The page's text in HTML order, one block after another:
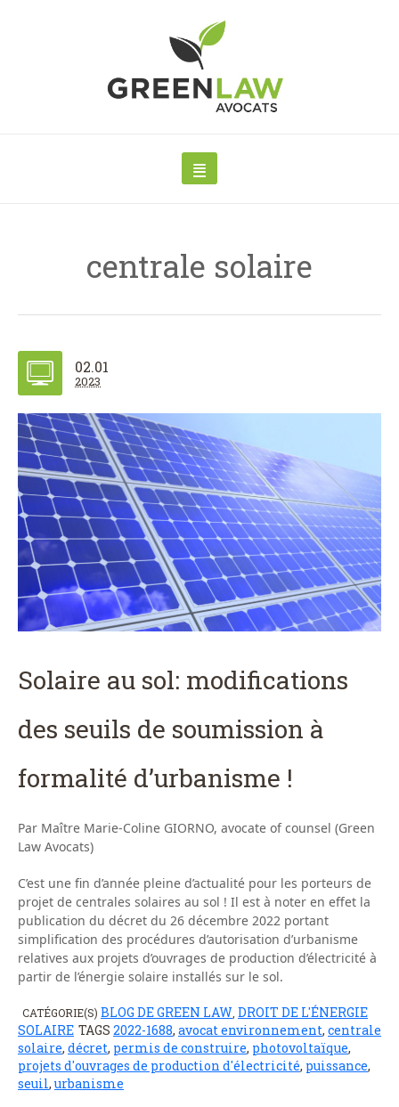
centrale solaire
02.01
2023
Solaire au sol: modifications
des seuils de soumission à
formalité d’urbanisme !
Par Maître Marie-Coline GIORNO, avocate of counsel (Green
Law Avocats)
C’est une fin d’année pleine d’actualité pour les porteurs de
projet de centrales solaires au sol ! Il est à noter en effet la
publication du décret du 26 décembre 2022 portant
simplification des procédures d’autorisation d’urbanisme
relatives aux projets d’ouvrages de production d’électricité à
partir de l’énergie solaire installés sur le sol.
CATÉGORIE(S) BLOG DE GREEN LAW DROIT DE L'ÉNERGIE
SOLAIRE TAGS 2022-1688, avocat environnement, centrale
solaire, décret, permis de construire, photovoltaïque,
projets d'ouvrages de production d'électricité, puissance,
seuil,urbanisme